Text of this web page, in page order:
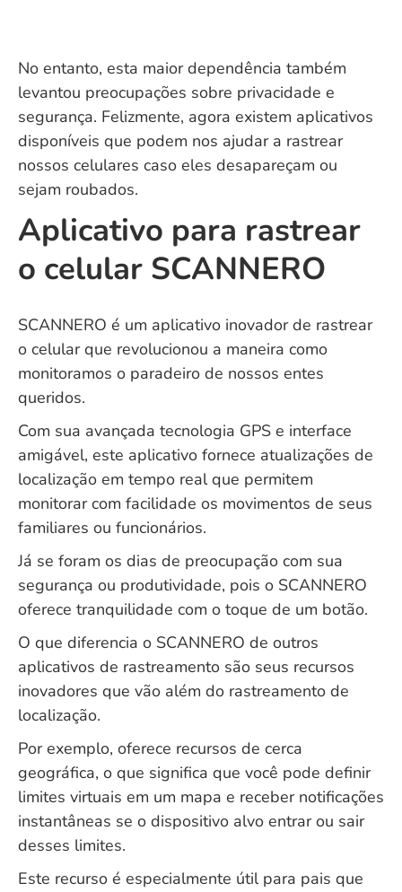
No entanto, esta maior dependência também
levantou preocupações sobre privacidade e
segurança. Felizmente, agora existem aplicativos
disponíveis que podem nos ajudar a rastrear
nossos celulares caso eles desapareçam ou
sejam roubados.
Aplicativo para rastrear
o celular SCANNERO
SCANNERO é um aplicativo inovador de rastrear
o celular que revolucionou a maneira como
monitoramos o paradeiro de nossos entes
queridos.
Com sua avançada tecnologia GPS e interface
amigável, este aplicativo fornece atualizações de
localização em tempo real que permitem
monitorar com facilidade os movimentos de seus
familiares ou funcionários.
Já se foram os dias de preocupação com sua
segurança ou produtividade, pois o SCANNERO
oferece tranquilidade com o toque de um botão.
O que diferencia o SCANNERO de outros
aplicativos de rastreamento são seus recursos
inovadores que vão além do rastreamento de
localização.
Por exemplo, oferece recursos de cerca
geográfica, o que significa que você pode definir
limites virtuais em um mapa e receber notificações
instantâneas se o dispositivo alvo entrar ou sair
desses limites.
Este recurso é especialmente útil para pais que